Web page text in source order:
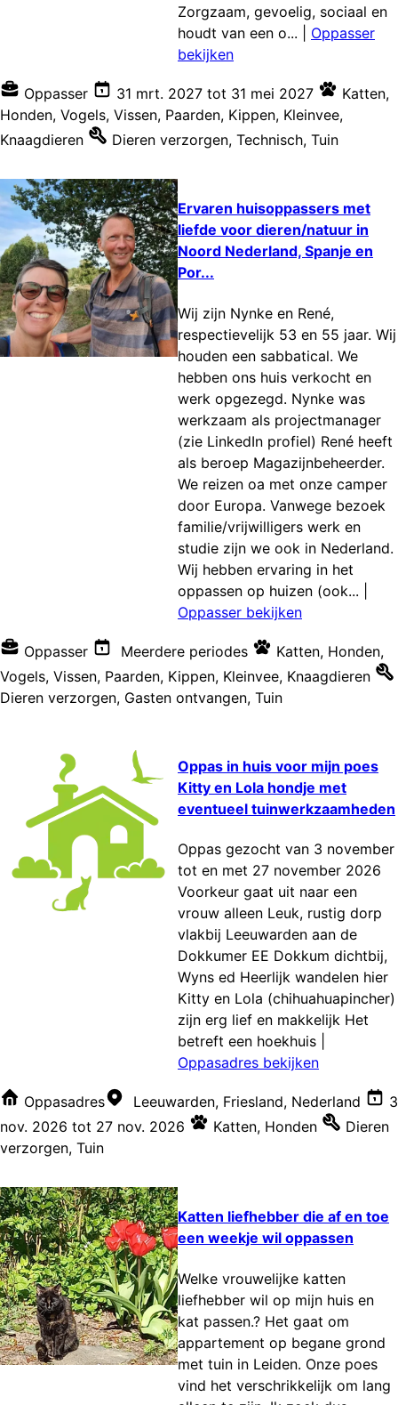
Zorgzaam, gevoelig, sociaal en
houdt van een o...
Oppasser
bekijken
Oppasser 31 mrt. 2027 tot 31 mei 2027 Katten,
Honden, Vogels, Vissen, Paarden, Kippen, Kleinvee,
Knaagdieren
Dieren verzorgen, Technisch, Tuin
Ervaren huisoppassers met
liefde voor dieren/natuur in
Noord Nederland, Spanje en
Por...
Wij zijn Nynke en René,
respectievelijk 53 en 55 jaar. Wij
houden een sabbatical. We
hebben ons huis verkocht en
werk opgezegd. Nynke was
werkzaam als projectmanager
(zie LinkedIn profiel) René heeft
als beroep Magazijnbeheerder.
We reizen oa met onze camper
door Europa. Vanwege bezoek
familie/vrijwilligers werk en
studie zijn we ook in Nederland.
Wij hebben ervaring in het
oppassen op huizen (ook...
Oppasser bekijken
Oppasser Meerdere periodes Katten, Honden,
Vogels, Vissen, Paarden, Kippen, Kleinvee, Knaagdieren
Dieren verzorgen, Gasten ontvangen, Tuin
Oppas in huis voor mijn poes
Kitty en Lola hondje met
eventueel tuinwerkzaamheden
Oppas gezocht van 3 november
tot en met 27 november 2026
Voorkeur gaat uit naar een
vrouw alleen Leuk, rustig dorp
vlakbij Leeuwarden aan de
Dokkumer EE Dokkum dichtbij,
Wyns ed Heerlijk wandelen hier
Kitty en Lola (chihuahuapincher)
zijn erg lief en makkelijk Het
betreft een hoekhuis
Oppasadres bekijken
Oppasadres Leeuwarden, Friesland, Nederland
3
nov. 2026 tot 27 nov. 2026 Katten, Honden
Dieren
verzorgen, Tuin
Katten liefhebber die af en toe
een weekje wil oppassen
Welke vrouwelijke katten
liefhebber wil op mijn huis en
kat passen.? Het gaat om
appartement op begane grond
met tuin in Leiden. Onze poes
vind het verschrikkelijk om lang